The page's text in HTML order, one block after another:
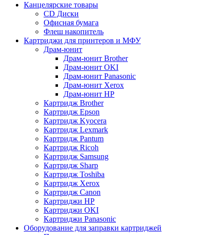
Канцелярские товары
CD Диски
Офисная бумага
Флеш накопитель
Картриджи для принтеров и МФУ
Драм-юнит
Драм-юнит Brother
Драм-юнит OKI
Драм-юнит Panasonic
Драм-юнит Xerox
Драм-юнит НР
Картридж Brother
Картридж Epson
Картридж Kyocera
Картридж Lexmark
Картридж Pantum
Картридж Ricoh
Картридж Samsung
Картридж Sharp
Картридж Toshiba
Картридж Xerox
Картридж Сanon
Картриджи HP
Картриджи OKI
Картриджи Panasonic
Оборудование для заправки картриджей